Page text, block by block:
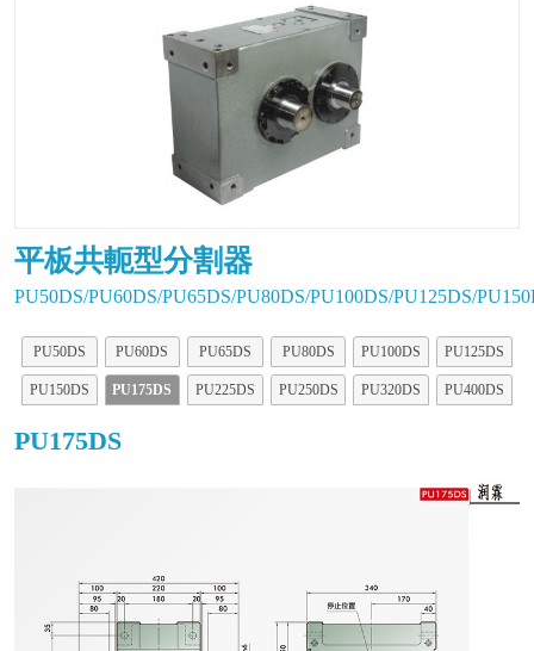
平板共軛型分割器
PU50DS/PU60DS/PU65DS/PU80DS/PU100DS/PU125DS/
PU50DS PU60DS PU65DS PU80DS PU100DS PU125DS
PU150DS PU175DS PU225DS PU250DS PU320DS PU400DS
PU175DS